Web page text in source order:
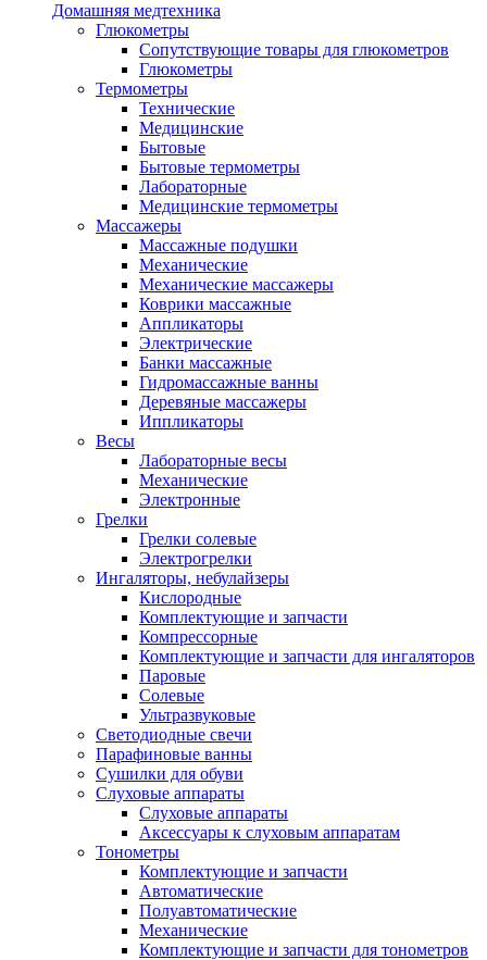
Домашняя медтехника
Глюкометры
Сопутствующие товары для глюкометров
Глюкометры
Термометры
Технические
Медицинские
Бытовые
Бытовые термометры
Лабораторные
Медицинские термометры
Массажеры
Массажные подушки
Механические
Механические массажеры
Коврики массажные
Аппликаторы
Электрические
Банки массажные
Гидромассажные ванны
Деревяные массажеры
Иппликаторы
Весы
Лабораторные весы
Механические
Электронные
Грелки
Грелки солевые
Электрогрелки
Ингаляторы, небулайзеры
Кислородные
Комплектующие и запчасти
Компрессорные
Комплектующие и запчасти для ингаляторов
Паровые
Солевые
Ультразвуковые
Светодиодные свечи
Парафиновые ванны
Сушилки для обуви
Слуховые аппараты
Слуховые аппараты
Аксессуары к слуховым аппаратам
Тонометры
Комплектующие и запчасти
Автоматические
Полуавтоматические
Механические
Комплектующие и запчасти для тонометров